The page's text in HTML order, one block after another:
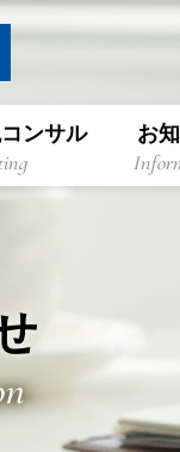
ンサル お